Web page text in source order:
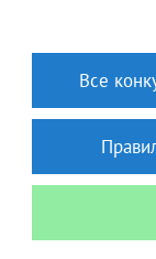
Все